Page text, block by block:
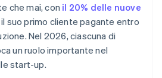
che mai, con il 20% delle nuove
suo primo cliente pagante entro
Nel 2026, ciascuna di
un ruolo importante nel
start-up.